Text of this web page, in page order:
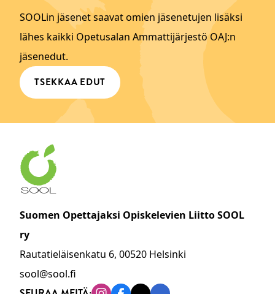
SOOLin jäsenet saavat omien jäsenetujen lisäksi
lähes kaikki Opetusalan Ammattijärjestö OAJ:n
jäsenedut.
TSEKKAA EDUT
Suomen Opettajaksi Opiskelevien Liitto SOOL
ry
Rautatieläisenkatu 6, 00520 Helsinki
sool@sool.fi